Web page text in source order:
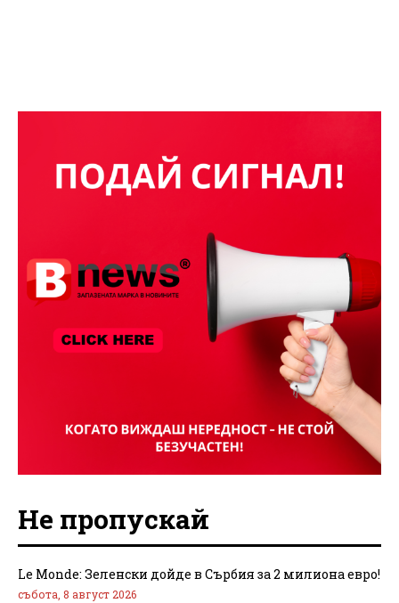
Не пропускай
Le Monde: Зеленски дойде в Сърбия за 2 милиона евро!
събота, 8 август 2026